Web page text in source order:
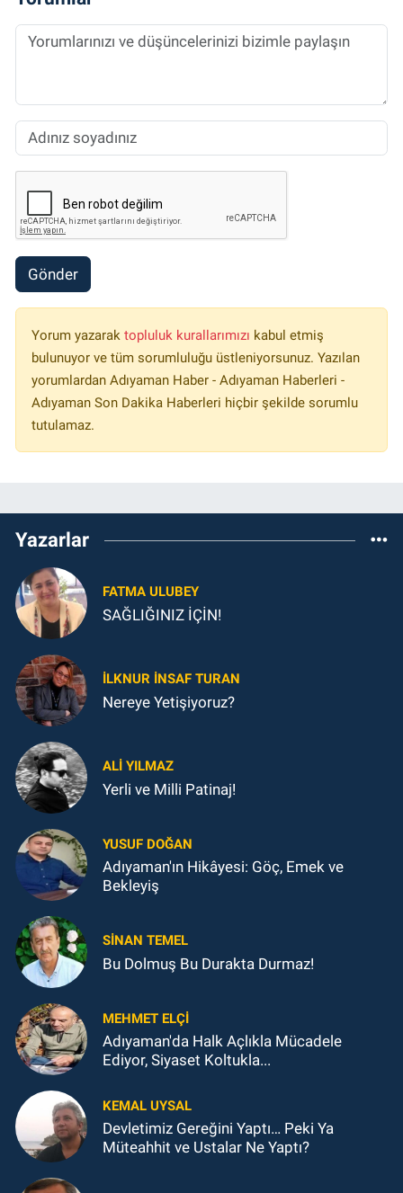
Gönder
Yorum yazarak topluluk kurallarımızı kabul etmiş
bulunuyor ve tüm sorumluluğu üstleniyorsunuz. Yazılan
yorumlardan Adıyaman Haber - Adıyaman Haberleri -
Adıyaman Son Dakika Haberleri hiçbir şekilde sorumlu
tutulamaz.
Yazarlar
FATMA ULUBEY
SAĞLIĞINIZ İÇİN!
İLKNUR İNSAF TURAN
Nereye Yetişiyoruz?
ALI YILMAZ
Yerli ve Milli Patinaj!
YUSUF DOĞAN
Adıyaman'ın Hikâyesi: Göç, Emek ve
Bekleyiş
SINAN TEMEL
Bu Dolmuş Bu Durakta Durmaz!
MEHMET ELÇI
Adıyaman'da Halk Açlıkla Mücadele
Ediyor, Siyaset Koltukla...
KEMAL UYSAL
Devletimiz Gereğini Yaptı… Peki Ya
Müteahhit ve Ustalar Ne Yaptı?